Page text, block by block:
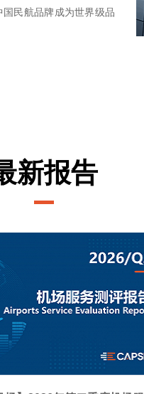
民航品牌成为世界级品
新报告